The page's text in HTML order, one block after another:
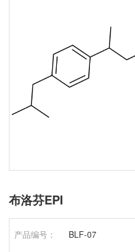
布洛芬EPI
产品编号： BLF-07